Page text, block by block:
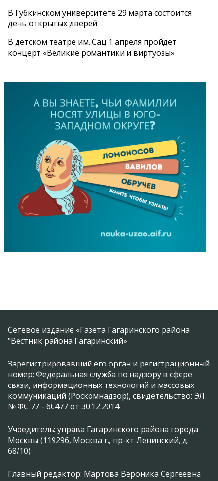
В Губкинском университете 29 марта состоится
день открытых дверей
В детском театре им. Сац 1 апреля пройдет
концерт «Великие романтики и виртуозы»
Сетевое издание «Газета Гагаринского района
"Вестник района Гагаринский»
Зарегистрировавший его орган и регистрационный
номер: Федеральная служба по надзору в сфере
связи, информационных технологий и массовых
коммуникаций (Роскомнадзор), свидетельство: ЭЛ
№ ФС 77 - 60477 от 30.12.2014
Учредитель: управа Гагаринского района города
Москвы (119296, Москва г., пр-кт Ленинский, д.
68/10)
Главный редактор: Мартова Вероника Сергеевна